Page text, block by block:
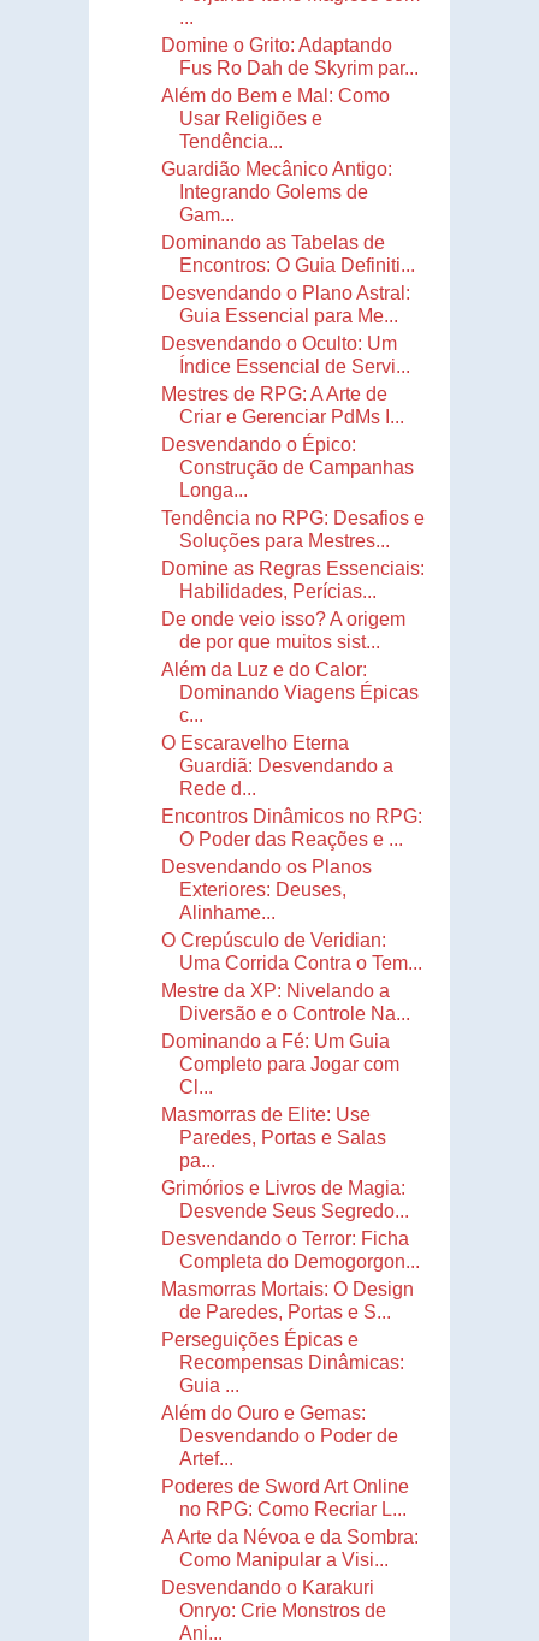
...
Domine o Grito: Adaptando
Fus Ro Dah de Skyrim par...
Além do Bem e Mal: Como
Usar Religiões e
Tendência...
Guardião Mecânico Antigo:
Integrando Golems de
Gam...
Dominando as Tabelas de
Encontros: O Guia Definiti...
Desvendando o Plano Astral:
Guia Essencial para Me...
Desvendando o Oculto: Um
Índice Essencial de Servi...
Mestres de RPG: A Arte de
Criar e Gerenciar PdMs I...
Desvendando o Épico:
Construção de Campanhas
Longa...
Tendência no RPG: Desafios e
Soluções para Mestres...
Domine as Regras Essenciais:
Habilidades, Perícias...
De onde veio isso? A origem
de por que muitos sist...
Além da Luz e do Calor:
Dominando Viagens Épicas
c...
O Escaravelho Eterna
Guardiã: Desvendando a
Rede d...
Encontros Dinâmicos no RPG:
O Poder das Reações e ...
Desvendando os Planos
Exteriores: Deuses,
Alinhame...
O Crepúsculo de Veridian:
Uma Corrida Contra o Tem...
Mestre da XP: Nivelando a
Diversão e o Controle Na...
Dominando a Fé: Um Guia
Completo para Jogar com
Cl...
Masmorras de Elite: Use
Paredes, Portas e Salas
pa...
Grimórios e Livros de Magia:
Desvende Seus Segredo...
Desvendando o Terror: Ficha
Completa do Demogorgon...
Masmorras Mortais: O Design
de Paredes, Portas e S...
Perseguições Épicas e
Recompensas Dinâmicas:
Guia ...
Além do Ouro e Gemas:
Desvendando o Poder de
Artef...
Poderes de Sword Art Online
no RPG: Como Recriar L...
A Arte da Névoa e da Sombra:
Como Manipular a Visi...
Desvendando o Karakuri
Onryo: Crie Monstros de
Ani...